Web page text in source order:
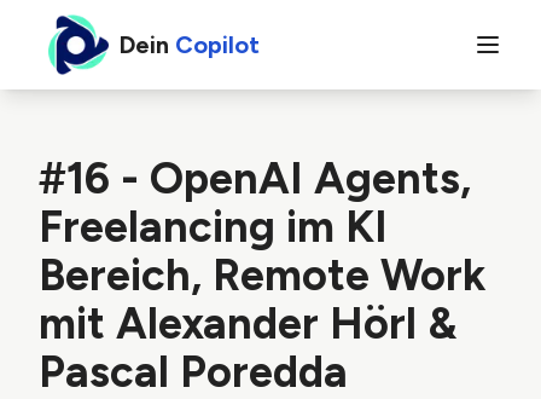
Dein Copilot
#16 - OpenAI Agents,
Freelancing im KI
Bereich, Remote Work
mit Alexander Hörl &
Pascal Poredda